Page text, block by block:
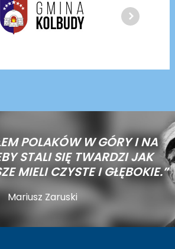
POLAKÓW W GÓRY I NA
STALI SIĘ TWARDZI JAK
MIELI CZYSTE I GŁĘBOKIE.”
Mariusz Zaruski